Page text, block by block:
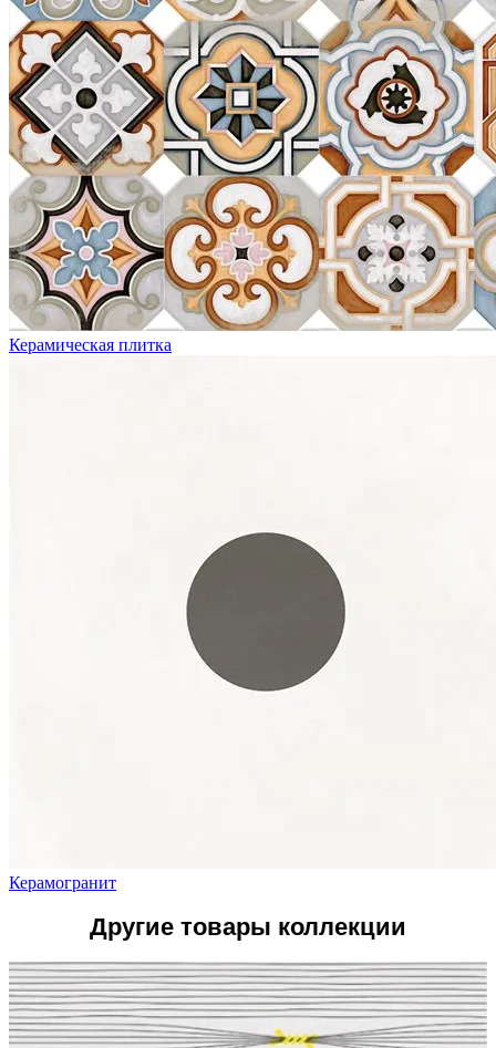
Керамическая плитка
Керамогранит
Другие товары коллекции